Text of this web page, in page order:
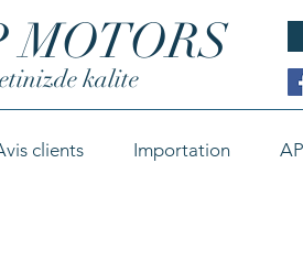
MOTORS
kalite
clients Importation